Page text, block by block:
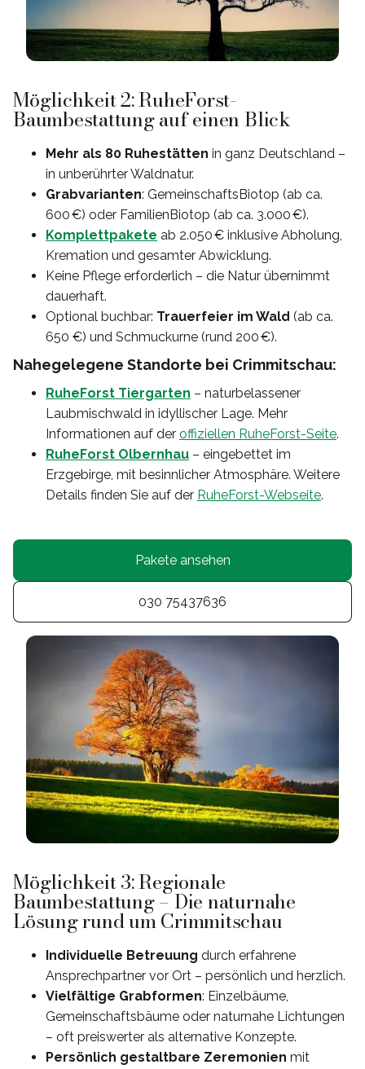
Möglichkeit 2: RuheForst-
Baumbestattung auf einen Blick
Mehr als 80 Ruhestätten in ganz Deutschland –
in unberührter Waldnatur.
Grabvarianten: GemeinschaftsBiotop (ab ca.
600 €) oder FamilienBiotop (ab ca. 3.000 €).
Komplettpakete ab 2.050 € inklusive Abholung,
Kremation und gesamter Abwicklung.
Keine Pflege erforderlich – die Natur übernimmt
dauerhaft.
Optional buchbar: Trauerfeier im Wald (ab ca.
650 €) und Schmuckurne (rund 200 €).
Nahegelegene Standorte bei Crimmitschau:
RuheForst Tiergarten – naturbelassener
Laubmischwald in idyllischer Lage. Mehr
Informationen auf der offiziellen RuheForst-Seite.
RuheForst Olbernhau – eingebettet im
Erzgebirge, mit besinnlicher Atmosphäre. Weitere
Details finden Sie auf der RuheForst-Webseite.
Pakete ansehen
030 75437636
Möglichkeit 3: Regionale
Baumbestattung – Die naturnahe
Lösung rund um Crimmitschau
Individuelle Betreuung durch erfahrene
Ansprechpartner vor Ort – persönlich und herzlich.
Vielfältige Grabformen: Einzelbäume,
Gemeinschaftsbäume oder naturnahe Lichtungen
– oft preiswerter als alternative Konzepte.
Persönlich gestaltbare Zeremonien mit